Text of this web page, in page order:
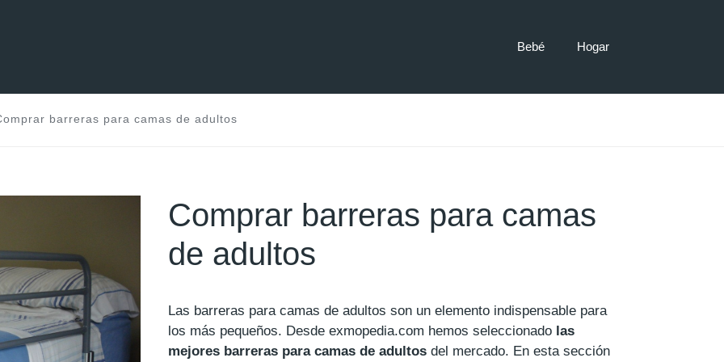
Bebé Hogar
barreras para camas de adultos
Comprar barreras para camas
de adultos
Las barreras para camas de adultos son un elemento indispensable para
los más pequeños. Desde exmopedia.com hemos seleccionado las
mejores barreras para camas de adultos del mercado. En esta sección